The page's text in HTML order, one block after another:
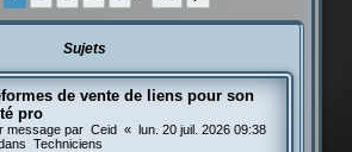
h
Sujets
de vente de liens pour son
pro
message par Ceid « lun. 20 juil. 2026 09:38
Techniciens